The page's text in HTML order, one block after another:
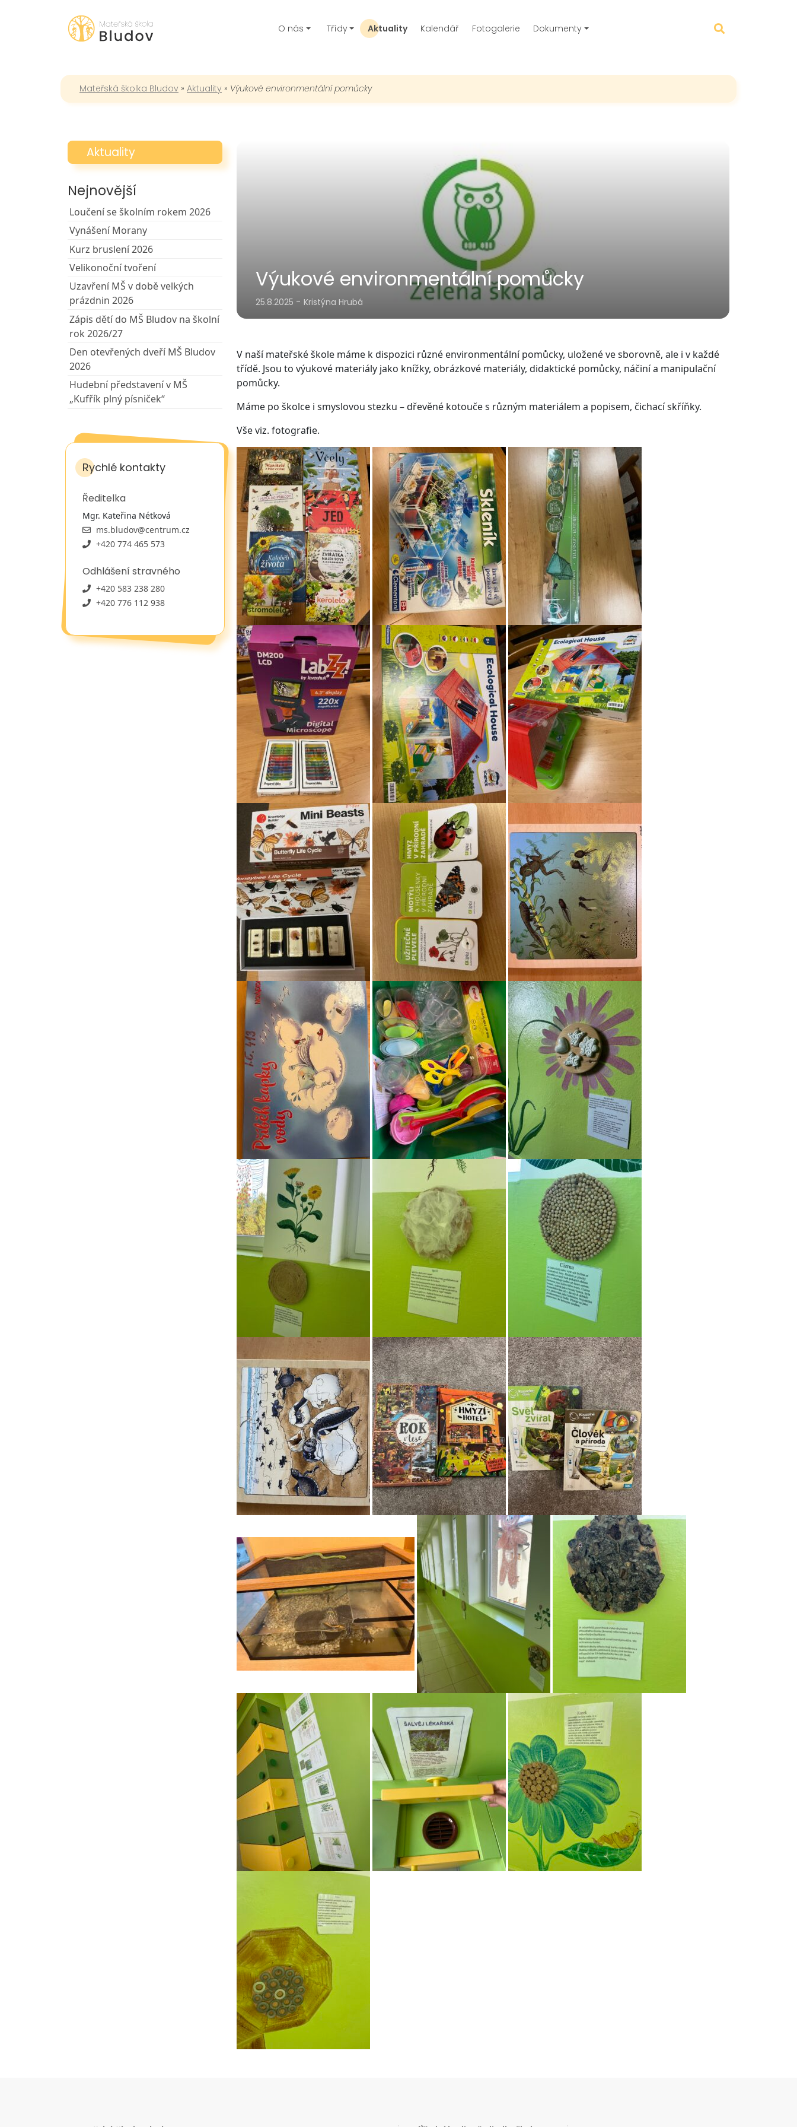
O nás Třídy Aktuality Kalendář Fotogalerie Dokumenty
Mateřská školka Bludov » Aktuality » Výukové environmentální pomůcky
Aktuality
Nejnovější
Loučení se školním rokem 2026
Vynášení Morany
Kurz bruslení 2026
Velikonoční tvoření
Uzavření MŠ v době velkých
prázdnin 2026
Zápis dětí do MŠ Bludov na školní
rok 2026/27
Den otevřených dveří MŠ Bludov
2026
Hudební představení v MŠ
„Kufřík plný písniček“
Rychlé kontakty
Ředitelka
Mgr. Kateřina Nétková
ms.bludov@centrum.cz
+420 774 465 573
Odhlášení stravného
+420 583 238 280
+420 776 112 938
Výukové environmentální pomůcky
25.8.2025 - Kristýna Hrubá
V naší mateřské škole máme k dispozici různé environmentální pomůcky, uložené ve sborovně, ale i v každé
třídě. Jsou to výukové materiály jako knížky, obrázkové materiály, didaktické pomůcky, náčiní a manipulační
pomůcky.
Máme po školce i smyslovou stezku – dřevěné kotouče s různým materiálem a popisem, čichací skříňky.
Vše viz. fotografie.